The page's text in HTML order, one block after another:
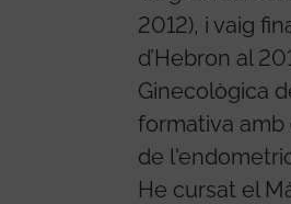
2012), i vaig
d’Hebron al
Ginecològica
formativa amb
de
He cursat el